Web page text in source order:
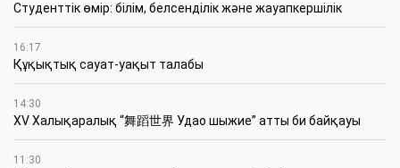
Студенттік өмір: білім, белсенділік және жауапкершілік
16:17
Құқықтық сауат-уақыт талабы
14:30
XV Халықаралық “舞蹈世界 Удао шыжие” атты би байқауы
11:30